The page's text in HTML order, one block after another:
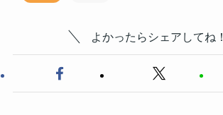
よかったらシェアしてね！